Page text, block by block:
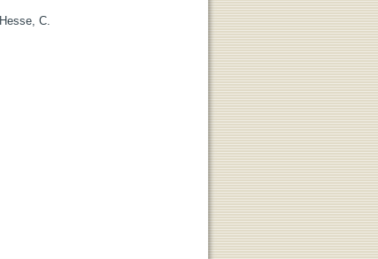
Hesse, C.